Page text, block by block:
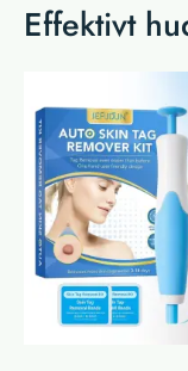
Effektivt